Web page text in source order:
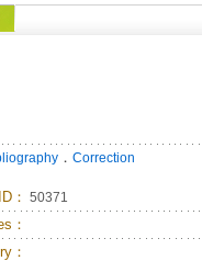
． Correction
ID ： 50371
：
：